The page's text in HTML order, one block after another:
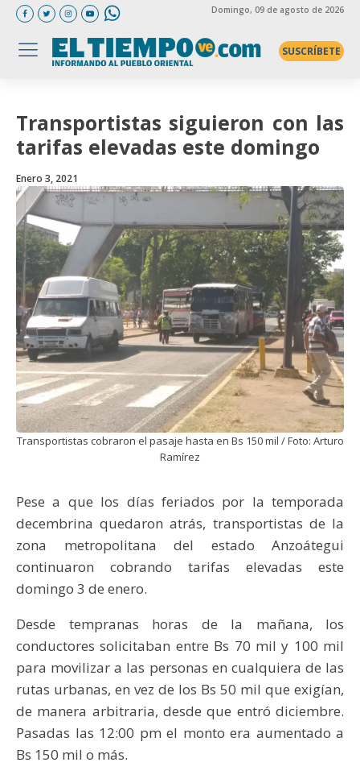
Domingo, 09 de agosto de 2026
SUSCRÍBETE
Transportistas siguieron con las
tarifas elevadas este domingo
Enero 3, 2021
Transportistas cobraron el pasaje hasta en Bs 150 mil / Foto: Arturo
Ramírez
Pese a que los días feriados por la temporada
decembrina quedaron atrás, transportistas de la
zona metropolitana del estado Anzoátegui
continuaron cobrando tarifas elevadas este
domingo 3 de enero.
Desde tempranas horas de la mañana, los
conductores solicitaban entre Bs 70 mil y 100 mil
para movilizar a las personas en cualquiera de las
rutas urbanas, en vez de los Bs 50 mil que exigían,
de manera arbitraria, desde que entró diciembre.
Pasadas las 12:00 pm el monto era aumentado a
Bs 150 mil o más.